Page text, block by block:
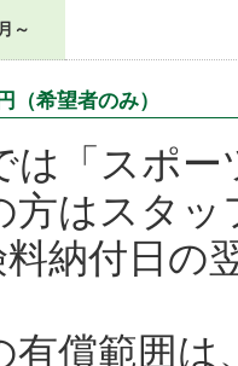
～
（希望者のみ）
は「スポ
方はスタ
納付日の
償範囲は